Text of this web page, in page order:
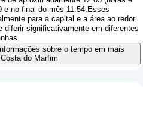
e no final do mês 11:54.Esses
para a capital e a área ao redor.
diferir significativamente em diferentes
sobre o tempo em mais
do Marfim